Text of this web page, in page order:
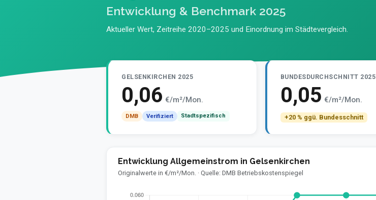
Entwicklung & Benchmark 2025
Aktueller Wert, Zeitreihe 2020–2025 und Einordnung im Städtevergleich.
GELSENKIRCHEN 2025
0,06 €/m²/Mon.
DMB Verifiziert Stadtspezifisch
BUNDESDURCHSCHNITT 2025
0,05 €/m²/Mon.
+20 % ggü. Bundesschnitt
Entwicklung Allgemeinstrom in Gelsenkirchen
Originalwerte in €/m²/Mon. · Quelle: DMB Betriebskostenspiegel